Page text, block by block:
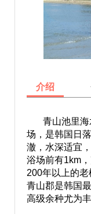
介绍
青山池里海
场，是韩国日
澈，水深适宜
浴场前有1km
200年以上的老
青山郡是韩国
高级余种尤为丰